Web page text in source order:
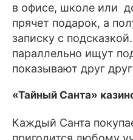
в офисе, школе или
прячет подарок, а
записку с
параллельно ищут
показывают друг
«Тайный Санта»
Каждый Санта